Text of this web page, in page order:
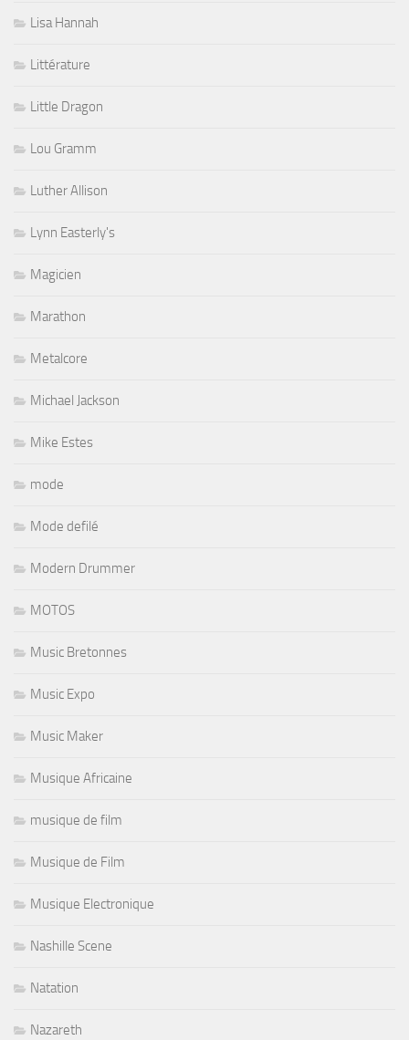
Lisa Hannah
Littérature
Little Dragon
Lou Gramm
Luther Allison
Lynn Easterly's
Magicien
Marathon
Metalcore
Michael Jackson
Mike Estes
mode
Mode defilé
Modern Drummer
MOTOS
Music Bretonnes
Music Expo
Music Maker
Musique Africaine
musique de film
Musique de Film
Musique Electronique
Nashille Scene
Natation
Nazareth